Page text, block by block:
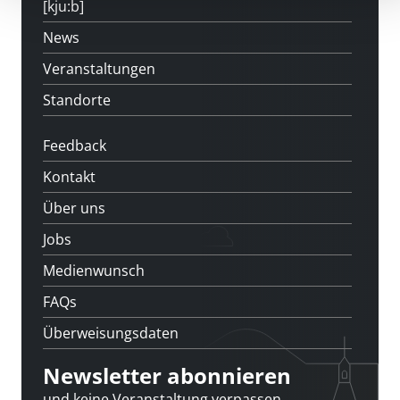
[kju:b]
News
Veranstaltungen
Standorte
Feedback
Kontakt
Über uns
Jobs
Medienwunsch
FAQs
Überweisungsdaten
Newsletter abonnieren